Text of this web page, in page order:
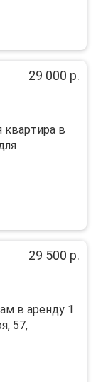
29 000 р.
кваpтирa в
29 500 р.
в аренду 1
57,